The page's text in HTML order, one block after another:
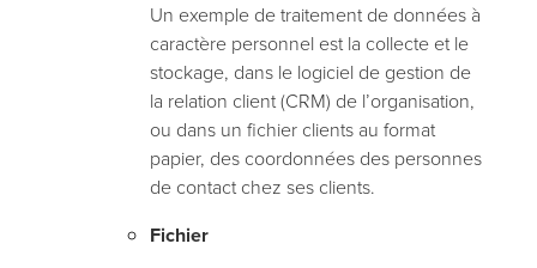
Un exemple de traitement de données à
caractère personnel est la collecte et le
stockage, dans le logiciel de gestion de
la relation client (CRM) de l’organisation,
ou dans un fichier clients au format
papier, des coordonnées des personnes
de contact chez ses clients.
Fichier